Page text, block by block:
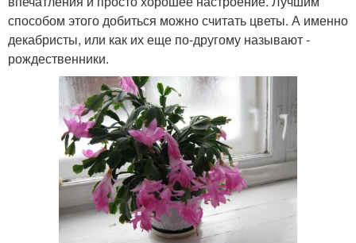
способом этого добиться можно считать цветы. А именно
декабристы, или как их еще по-другому называют -
рождественники.